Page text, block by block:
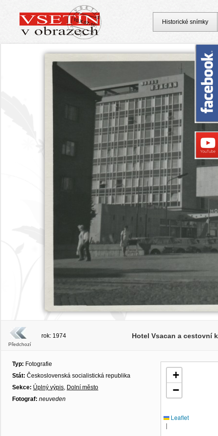
Předchozí
rok: 1974 Hotel Vsacan a cestovní
Typ: Fotografie
Stát: Československá socialistická republika
Sekce: Úplný výpis, Dolní město
Fotograf: neuveden
+
−
Leaflet
|
Historické snímky